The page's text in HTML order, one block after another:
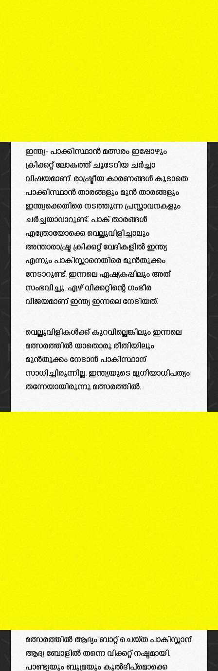
ഇന്ത്യ- പാക്കിസ്ഥാൻ മത്സരം ഇപ്പോഴും
ക്രിക്കറ്റ് ലോകത്ത് ചൂടേറിയ ചർച്ചാ
വിഷയമാണ്. രാഷ്ട്രീയ കാരണങ്ങൾ കൂടാതെ
പാക്കിസ്ഥാൻ താരങ്ങളും മുൻ താരങ്ങളും
ഇന്ത്യക്കെതിരെ നടത്തുന്ന പ്രസ്താവനകളും
ചർച്ചയാവാറുണ്ട്. പാക് താരങ്ങൾ
എത്രോയോക്കെ വെല്ലുവിളിച്ചാലും
അന്താരാഷ്ട്ര ക്രിക്കറ്റ് വേദികളിൽ ഇന്ത്യ
എന്നും പാകിസ്താനെതിരെ മുൻതുക്കം
നേടാറുണ്ട്. ഇന്നലെ ഏഷ്യകപ്പിലും അത്
സംഭവിച്ചു. ഏഴ് വിക്കറ്റിന്റെ ഗംഭീര
വിജയമാണ് ഇന്ത്യ ഇന്നലെ നേടിയത്.
വെല്ലുവിളികൾക്ക് കുറവില്ലെങ്കിലും ഇന്നലെ
മത്സരത്തിൽ യാതൊരു രീതിയിലും
മുൻ‌തൂക്കം നേടാൻ പാകിസ്ഥാന്
സാധിച്ചിരുന്നില്ല. ഇന്ത്യയുടെ മൃഗീയാധിപത്യം
തന്നേയായിരുന്നു മത്സരത്തിൽ.
മത്സരത്തിൽ ആദ്യം ബാറ്റ് ചെയ്ത പാകിസ്താന്
ആദ്യ ബോളിൽ തന്നെ വിക്കറ്റ് നഷ്ടമായി.
പാണ്ട്യയും ബുമ്രയും കുൽദീപ്‌മൊക്കെ